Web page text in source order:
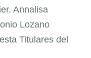
Annalisa
Lozano
Titulares del